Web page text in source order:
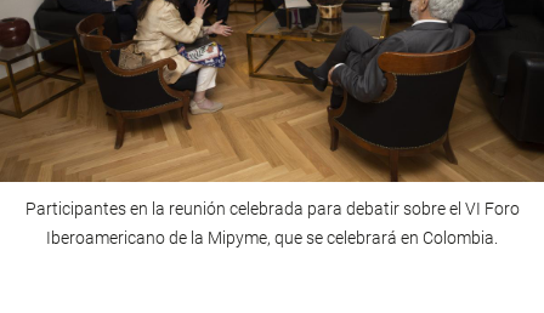
Participantes en la reunión celebrada para debatir sobre el VI Foro
Iberoamericano de la Mipyme, que se celebrará en Colombia.